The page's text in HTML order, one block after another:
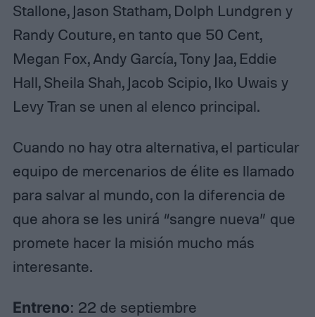
Stallone, Jason Statham, Dolph Lundgren y
Randy Couture, en tanto que 50 Cent,
Megan Fox, Andy García, Tony Jaa, Eddie
Hall, Sheila Shah, Jacob Scipio, Iko Uwais y
Levy Tran se unen al elenco principal.
Cuando no hay otra alternativa, el particular
equipo de mercenarios de élite es llamado
para salvar al mundo, con la diferencia de
que ahora se les unirá “sangre nueva” que
promete hacer la misión mucho más
interesante.
Entreno: 22 de septiembre